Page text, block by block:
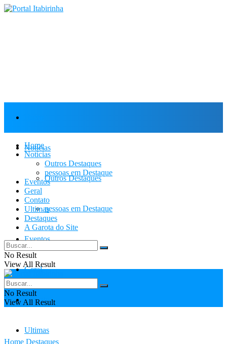
Notícias
Outros Destaques
pessoas em Destaque
Eventos
Geral
Contato
Ultimas
Home
Notícias
Outros Destaques
pessoas em Destaque
Eventos
Geral
Contato
Ultimas
Destaques
A Garota do Site
No Result
View All Result
No Result
View All Result
Home Destaques